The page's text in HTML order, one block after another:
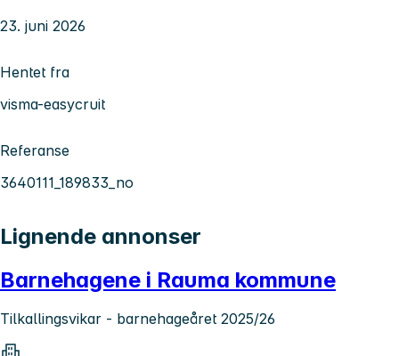
23. juni 2026
Hentet fra
visma-easycruit
Referanse
3640111_189833_no
Lignende annonser
Barnehagene i Rauma kommune
Tilkallingsvikar - barnehageåret 2025/26